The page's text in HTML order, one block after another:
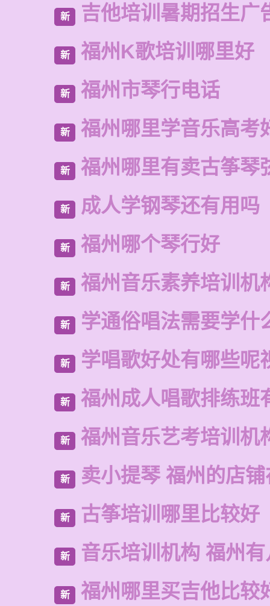
新 吉他培训暑期招生广
新 福州K歌培训哪里好
新 福州市琴行电话
新 福州哪里学音乐高考
新 福州哪里有卖古筝琴
新 成人学钢琴还有用吗
新 福州哪个琴行好
新 福州音乐素养培训机
新 学通俗唱法需要学什
新 学唱歌好处有哪些呢
新 福州成人唱歌排练班
新 福州音乐艺考培训机
新 卖小提琴 福州的店
新 古筝培训哪里比较好
新 音乐培训机构 福州
新 福州哪里买吉他比较